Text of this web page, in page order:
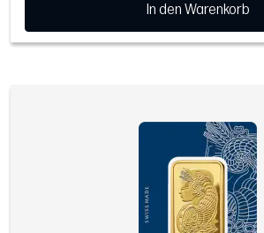
In den Warenkorb